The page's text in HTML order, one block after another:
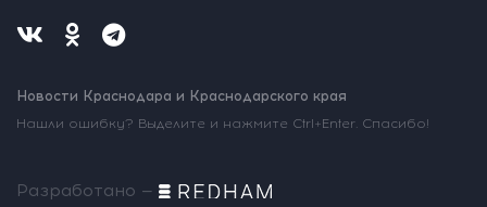
Новости Краснодара и Краснодарского края
Нашли ошибку? Выделите и нажмите Ctrl+Enter. Спасибо!
Разработано —